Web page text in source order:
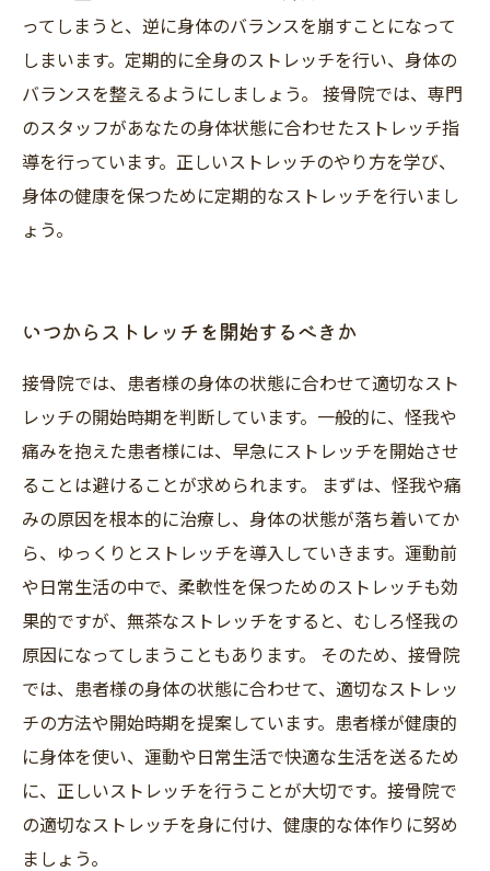
ってしまうと、逆に身体のバランスを崩すことになって
しまいます。定期的に全身のストレッチを行い、身体の
バランスを整えるようにしましょう。 接骨院では、専門
のスタッフがあなたの身体状態に合わせたストレッチ指
導を行っています。正しいストレッチのやり方を学び、
身体の健康を保つために定期的なストレッチを行いまし
ょう。
いつからストレッチを開始するべきか
接骨院では、患者様の身体の状態に合わせて適切なスト
レッチの開始時期を判断しています。一般的に、怪我や
痛みを抱えた患者様には、早急にストレッチを開始させ
ることは避けることが求められます。 まずは、怪我や痛
みの原因を根本的に治療し、身体の状態が落ち着いてか
ら、ゆっくりとストレッチを導入していきます。運動前
や日常生活の中で、柔軟性を保つためのストレッチも効
果的ですが、無茶なストレッチをすると、むしろ怪我の
原因になってしまうこともあります。 そのため、接骨院
では、患者様の身体の状態に合わせて、適切なストレッ
チの方法や開始時期を提案しています。患者様が健康的
に身体を使い、運動や日常生活で快適な生活を送るため
に、正しいストレッチを行うことが大切です。接骨院で
の適切なストレッチを身に付け、健康的な体作りに努め
ましょう。